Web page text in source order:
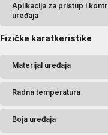
Aplikacija za pristup i
uređaja
Fizičke karatkeristike
Materijal uređaja
Radna temperatura
Boja uređaja